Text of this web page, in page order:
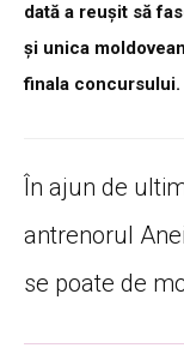
dată a reușit să
și unica
finala concursului.
În ajun de
antrenorul
se poate de